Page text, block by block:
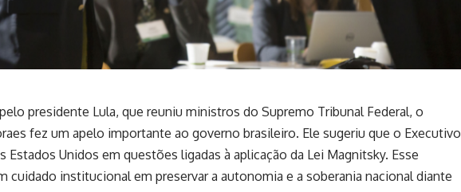
presidente Lula, que reuniu ministros do Supremo Tribunal Federal, o
fez um apelo importante ao governo brasileiro. Ele sugeriu que o Executivo
Estados Unidos em questões ligadas à aplicação da Lei Magnitsky. Esse
cuidado institucional em preservar a autonomia e a soberania nacional diante